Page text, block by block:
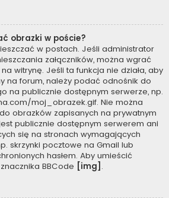
obrazki w poście?
w postach. Jeśli administrator
załączników, można wgrać
witrynę. Jeśli ta funkcja nie działa, aby
na forum, należy podać odnośnik do
na publicznie dostępnym serwerze, np.
moj_obrazek.gif. Nie można
obrazków zapisanych na prywatnym
publicznie dostępnym serwerem ani
się na stronach wymagających
skrzynki pocztowe na Gmail lub
hasłem. Aby umieścić
BBCode
[img] .